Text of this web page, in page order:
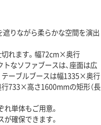
りながら柔らかな空間を演出
切れます。幅72cm×奥行
なソファブースは、座面は広
テーブルブースは幅1335×奥行
733×高さ1600mmの矩形（長
れ単体もご用意。
確保できます。